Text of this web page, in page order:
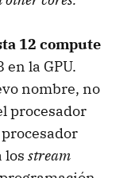
12 compute
en la GPU.
nombre, no
procesador
los stream